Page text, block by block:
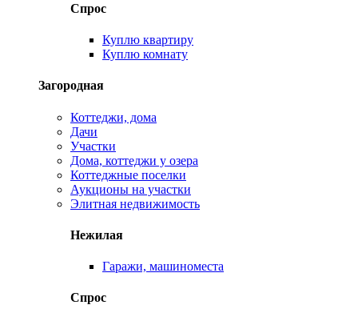
Спрос
Куплю квартиру
Куплю комнату
Загородная
Коттеджи, дома
Дачи
Участки
Дома, коттеджи у озера
Коттеджные поселки
Аукционы на участки
Элитная недвижимость
Нежилая
Гаражи, машиноместа
Спрос